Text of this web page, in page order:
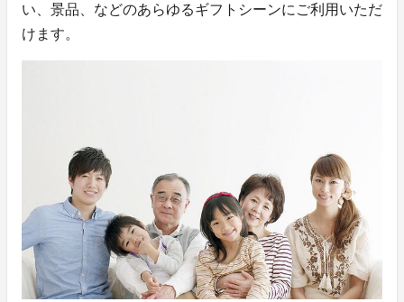
い、景品、などのあらゆるギフトシーンにご利用いただ
けます。